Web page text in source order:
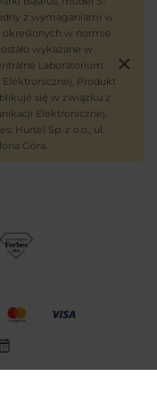
z wymaganiami w
określonych w normie
wykazane w
Laboratorium
Produkt
się w związku z
Elektronicznej.
Hurtel Sp. z o.o., ul.
Góra.